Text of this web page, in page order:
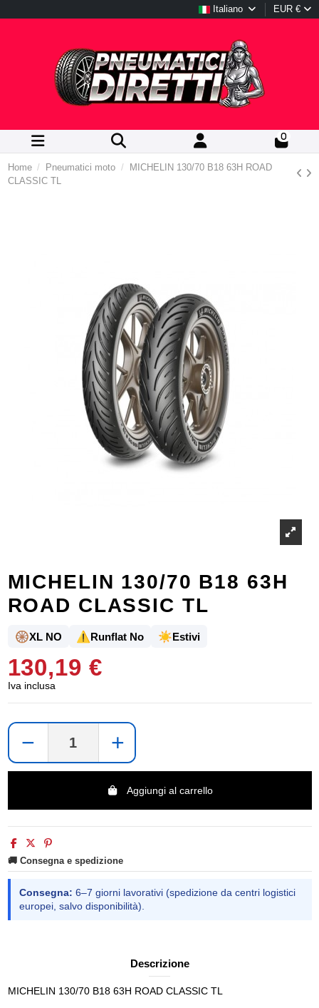
Italiano EUR €
0
Home Pneumatici moto
MICHELIN 130/70 B18 63H ROAD
CLASSIC TL
MICHELIN 130/70 B18 63H
ROAD CLASSIC TL
🛞XL NO ⚠️Runflat No ☀️Estivi
130,19 €
Iva inclusa
− +
Aggiungi al carrello
🚚 Consegna e spedizione
Consegna: 6–7 giorni lavorativi (spedizione da centri logistici
europei, salvo disponibilità).
Descrizione
MICHELIN 130/70 B18 63H ROAD CLASSIC TL